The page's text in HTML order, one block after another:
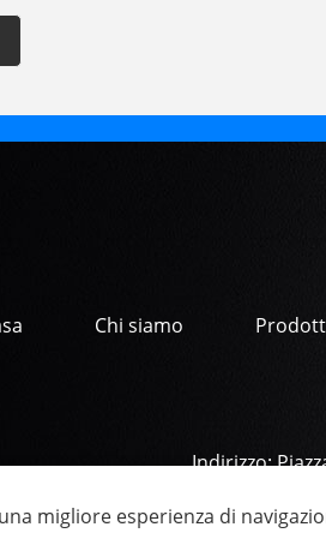
Chi siamo
Indirizzo:
migliore esperienza di